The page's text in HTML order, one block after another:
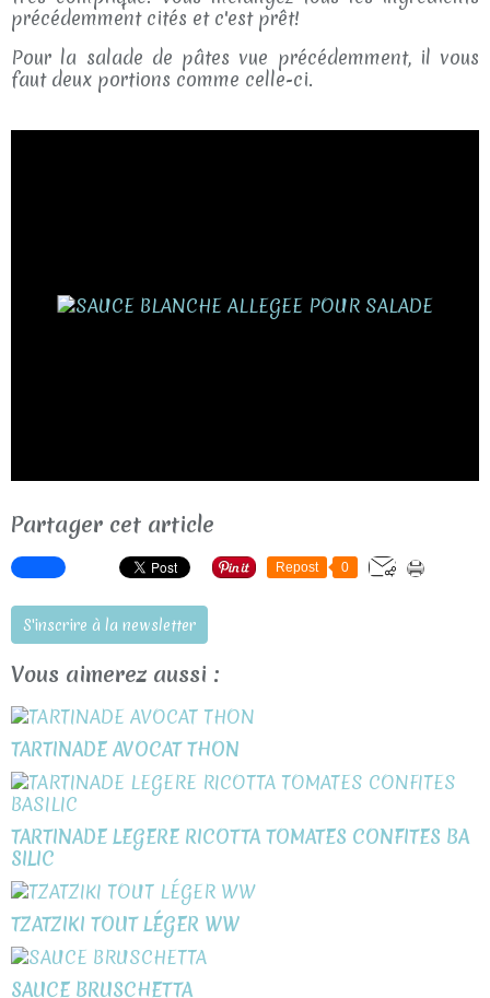
précédemment cités et c'est prêt!
Pour la salade de pâtes vue précédemment, il vous
faut deux portions comme celle-ci.
Partager cet article
Repost 0
S'inscrire à la newsletter
Vous aimerez aussi :
TARTINADE AVOCAT THON
TARTINADE LEGERE RICOTTA TOMATES CONFITES BA
SILIC
TZATZIKI TOUT LÉGER WW
SAUCE BRUSCHETTA